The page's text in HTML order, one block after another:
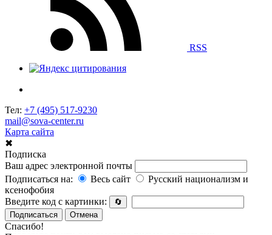
RSS
Тел: +7 (495) 517-9230
mail@sova-center.ru
Карта сайта
✖
Подписка
Ваш адрес электронной почты
Подписаться на:
Весь сайт
Русский национализм и
ксенофобия
Введите код с картинки:
🔄
Подписаться
Отмена
Спасибо!